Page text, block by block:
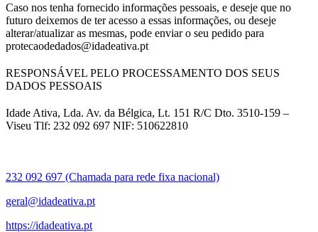
Caso nos tenha fornecido informações pessoais, e deseje que no
futuro deixemos de ter acesso a essas informações, ou deseje
alterar/atualizar as mesmas, pode enviar o seu pedido para
protecaodedados@idadeativa.pt
RESPONSÁVEL PELO PROCESSAMENTO DOS SEUS
DADOS PESSOAIS
Idade Ativa, Lda. Av. da Bélgica, Lt. 151 R/C Dto. 3510-159 –
Viseu Tlf: 232 092 697 NIF: 510622810
232 092 697 (Chamada para rede fixa nacional)
geral@idadeativa.pt
https://idadeativa.pt